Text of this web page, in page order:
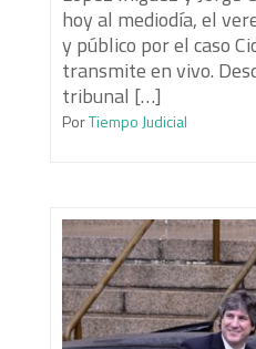
hoy al mediodía, el
y público por el caso
transmite en vivo.
tribunal […]
PorTiempo Judicial